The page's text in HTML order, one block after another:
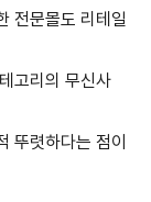
전문몰도 리테일
고리의 무신사
뚜렷하다는 점이